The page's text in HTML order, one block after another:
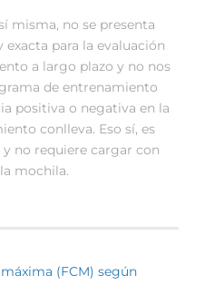
misma, no se presenta
para la evaluación
a largo plazo y no nos
de entrenamiento
positiva o negativa en la
conlleva. Eso sí, es
no requiere cargar con
mochila.
(FCM) según